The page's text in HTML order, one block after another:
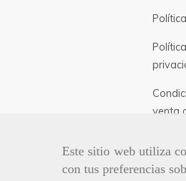
Este sitio web utiliza
con tus preferencias
venta